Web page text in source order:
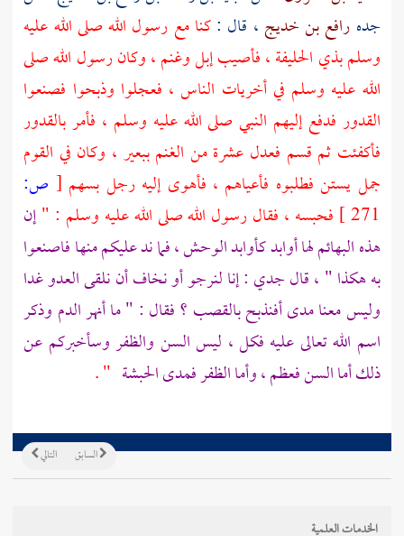
جده رافع بن خديج ، قال :كنا مع رسول الله صلى الله عليه
وسلم بذي الحليفة ، فأصيب إبل وغنم ، وكان رسول الله صلى
الله عليه وسلم في أخريات الناس ، فعجلوا وذبحوا فصنعوا
القدور فدفع إليهم النبي صلى الله عليه وسلم ، فأمر بالقدور
فأكفئت ثم قسم فعدل عشرة من الغنم ببعير ، وكان في القوم
جمل يستن فطلبوه فأعياهم ، فأهوى إليه رجل بسهم [ ص:
271 ] فحبسه ، فقال رسول الله صلى الله عليه وسلم : "إن
هذه البهائم لها أوابد كأوابد الوحش ، فما ند عليكم منها فاصنعوا
به هكذا " ، قال جدي : إنا لنرجو أو نخاف أن نلقى العدو غدا
وليس معنا مدى أفنذبح بالقصب ؟ فقال : " ما أنهر الدم وذكر
اسم الله تعالى عليه فكل ، ليس السن والظفر وسأخبركم عن
ذلك أما السن فعظم ، وأما الظفر فمدى الحبشة " .
التالي السابق
الخدمات العلمية